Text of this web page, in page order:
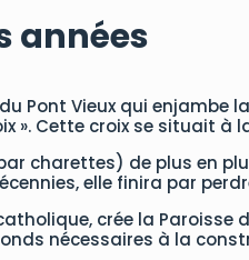
années
Pont Vieux qui enjambe
Cette croix se situait à
charettes) de plus en
elle finira par
crée la
nécessaires à la